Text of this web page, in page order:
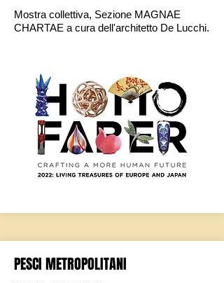
Mostra collettiva, Sezione MAGNAE
CHARTAE a cura dell'architetto De Lucchi.
PESCI METROPOLITANI